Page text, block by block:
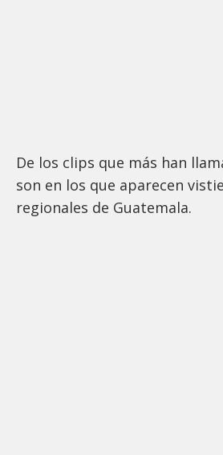
De los clips que más han
son en los que aparecen
regionales de Guatemala.